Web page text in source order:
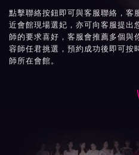
點擊聯絡按鈕即可與客服聯絡，客
近會館現場選妃，亦可向客服提出
師的要求喜好，客服會推薦多個與
容師任君挑選，預約成功後即可按
師所在會館。